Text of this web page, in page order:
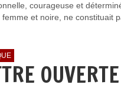
courageuse et
femme et noire, ne constituait